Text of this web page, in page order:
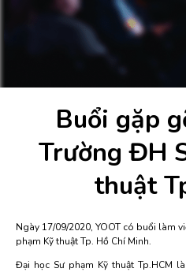
Buổi gặp
Trường ĐH
thuật
Ngày 17/09/2020, YOOT có buổi làm
phạm Kỹ thuật Tp. Hồ Chí Minh.
Đại học Sư phạm Kỹ thuật Tp.HCM